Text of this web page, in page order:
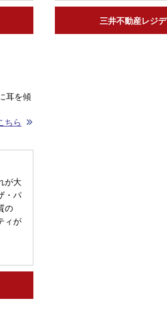
三井不動産レジ
耳を傾
ちら
が大
・パ
の
ィが